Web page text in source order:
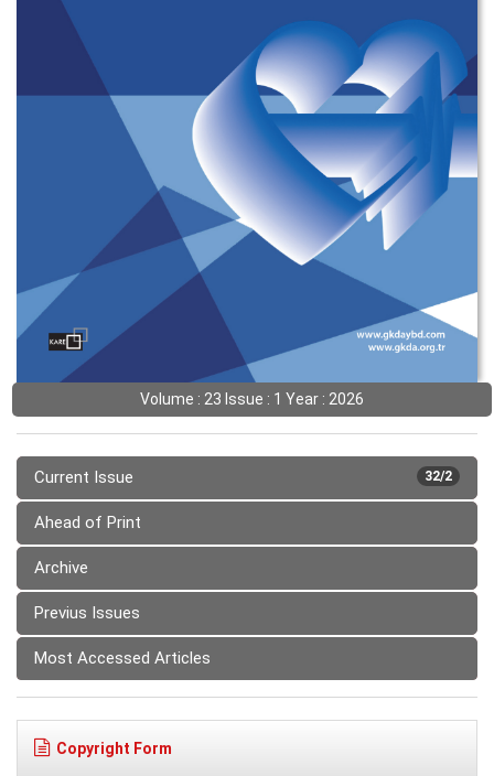
Volume : 23 Issue : 1 Year : 2026
32/2
Current Issue
Ahead of Print
Archive
Previus Issues
Most Accessed Articles
Copyright Form